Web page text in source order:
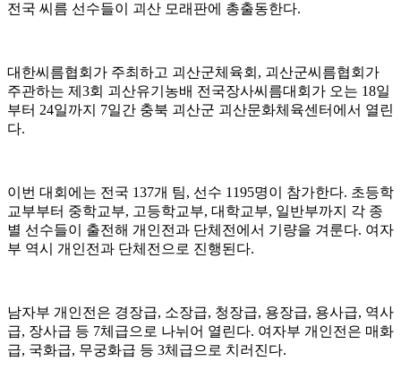
전국 씨름 선수들이 괴산 모래판에 총출동한다.
대한씨름협회가 주최하고 괴산군체육회, 괴산군씨름협회가
주관하는 제3회 괴산유기농배 전국장사씨름대회가 오는 18일
부터 24일까지 7일간 충북 괴산군 괴산문화체육센터에서 열린
다.
이번 대회에는 전국 137개 팀, 선수 1195명이 참가한다. 초등학
교부부터 중학교부, 고등학교부, 대학교부, 일반부까지 각 종
별 선수들이 출전해 개인전과 단체전에서 기량을 겨룬다. 여자
부 역시 개인전과 단체전으로 진행된다.
남자부 개인전은 경장급, 소장급, 청장급, 용장급, 용사급, 역사
급, 장사급 등 7체급으로 나뉘어 열린다. 여자부 개인전은 매화
급, 국화급, 무궁화급 등 3체급으로 치러진다.